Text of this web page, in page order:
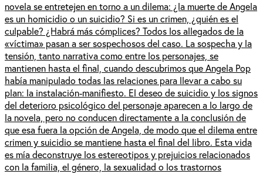
novela se entretejen en torno a un dilema: ¿la muerte de Angela
es un homicidio o un suicidio? Si es un crimen, ¿quién es el
culpable? ¿Habrá más cómplices? Todos los allegados de la
«víctima» pasan a ser sospechosos del caso. La sospecha y la
tensión, tanto narrativa como entre los personajes, se
mantienen hasta el final, cuando descubrimos que Angela Pop
había manipulado todas las relaciones para llevar a cabo su
plan: la instalación-manifiesto. El deseo de suicidio y los signos
del deterioro psicológico del personaje aparecen a lo largo de
la novela, pero no conducen directamente a la conclusión de
que esa fuera la opción de Angela, de modo que el dilema entre
crimen y suicidio se mantiene hasta el final del libro. Esta vida
es mía deconstruye los estereotipos y prejuicios relacionados
con la familia, el género, la sexualidad o los trastornos